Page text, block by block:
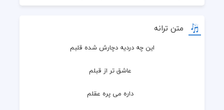
متن ترانه
این چه دردیه دچارش شده قلبم
  عاشق تر از قبلم
  داره می پره عقلم